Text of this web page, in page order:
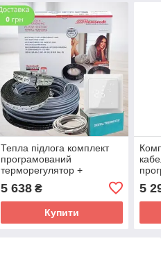
Тепла підлога комплект
програмований
терморегулятор +
Hemstedt Di Si R
5 638₴
Купити
5